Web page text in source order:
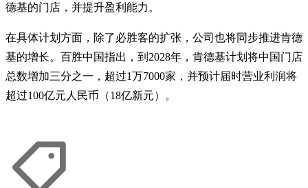
德基的门店，并提升盈利能力。
在具体计划方面，除了必胜客的扩张，公司也将同步推进肯德
基的增长。百胜中国指出，到2028年，肯德基计划将中国门店
总数增加三分之一，超过1万7000家，并预计届时营业利润将
超过100亿元人民币（18亿新元）。